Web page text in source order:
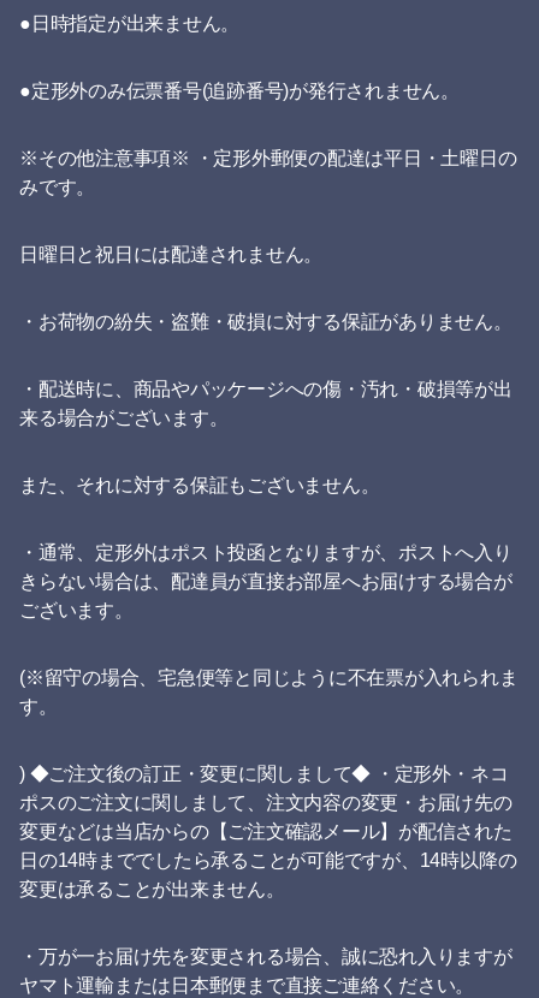
●日時指定が出来ません。
●定形外のみ伝票番号(追跡番号)が発行されません。
※その他注意事項※ ・定形外郵便の配達は平日・土曜日の
みです。
日曜日と祝日には配達されません。
・お荷物の紛失・盗難・破損に対する保証がありません。
・配送時に、商品やパッケージへの傷・汚れ・破損等が出
来る場合がございます。
また、それに対する保証もございません。
・通常、定形外はポスト投函となりますが、ポストへ入り
きらない場合は、配達員が直接お部屋へお届けする場合が
ございます。
(※留守の場合、宅急便等と同じように不在票が入れられま
す。
) ◆ご注文後の訂正・変更に関しまして◆ ・定形外・ネコ
ポスのご注文に関しまして、注文内容の変更・お届け先の
変更などは当店からの【ご注文確認メール】が配信された
日の14時まででしたら承ることが可能ですが、14時以降の
変更は承ることが出来ません。
・万が一お届け先を変更される場合、誠に恐れ入りますが
ヤマト運輸または日本郵便まで直接ご連絡ください。